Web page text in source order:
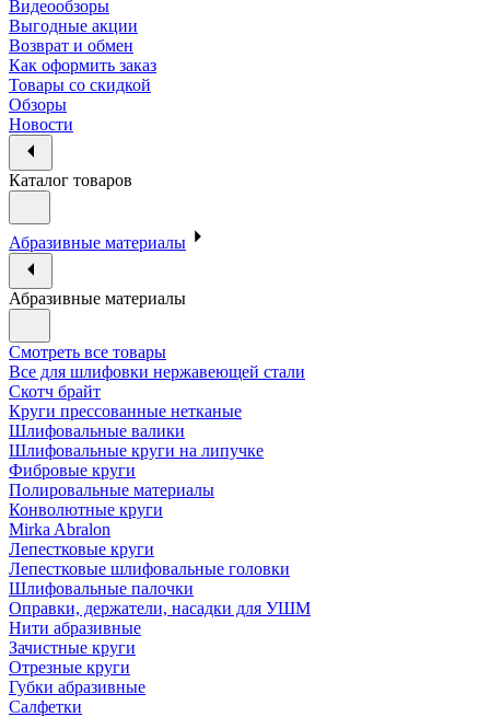
Видеообзоры
Выгодные акции
Возврат и обмен
Как оформить заказ
Товары со скидкой
Обзоры
Новости
Каталог товаров
Абразивные материалы
Абразивные материалы
Смотреть все товары
Все для шлифовки нержавеющей стали
Скотч брайт
Круги прессованные нетканые
Шлифовальные валики
Шлифовальные круги на липучке
Фибровые круги
Полировальные материалы
Конволютные круги
Mirka Abralon
Лепестковые круги
Лепестковые шлифовальные головки
Шлифовальные палочки
Оправки, держатели, насадки для УШМ
Нити абразивные
Зачистные круги
Отрезные круги
Губки абразивные
Салфетки